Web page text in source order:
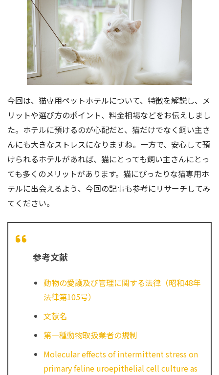
今回は、猫専用ペットホテルについて、特徴を解説し、メ
リットや選び方のポイント、料金相場などをお伝えしまし
た。ホテルに預けるのが心配だと、猫だけでなく飼い主さ
んにも大きなストレスになりますね。一方で、安心して預
けられるホテルがあれば、猫にとっても飼い主さんにとっ
ても多くのメリットがあります。猫にぴったりな猫専用ホ
テルに出会えるよう、今回の記事も参考にリサーチしてみ
てください。
参考文献
動物の愛護及び管理に関する法律（昭和48年
法律第105号）
文献名
第一種動物取扱業者の規制
Molecular effects of intermittent stress on
primary feline uroepithelial cell culture as